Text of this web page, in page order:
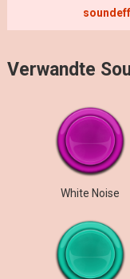
Verwandte
White Noise